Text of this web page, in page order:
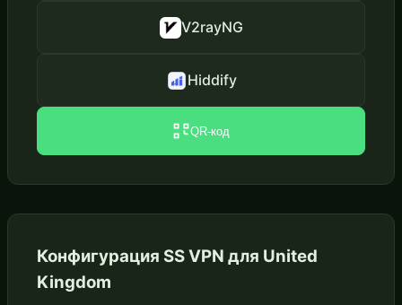
V2rayNG
Hiddify
QR-код
Конфигурация SS VPN для United
Kingdom